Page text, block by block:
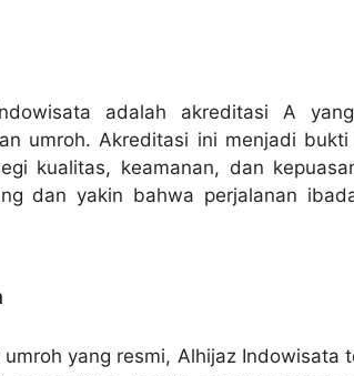
adalah akreditasi A
umroh. Akreditasi ini menjadi
kualitas, keamanan, dan
dan yakin bahwa perjalanan
yang resmi, Alhijaz Indowisata